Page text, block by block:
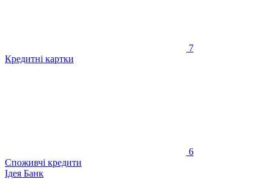
7
Кредитні картки
6
Споживчі кредити
Ідея Банк